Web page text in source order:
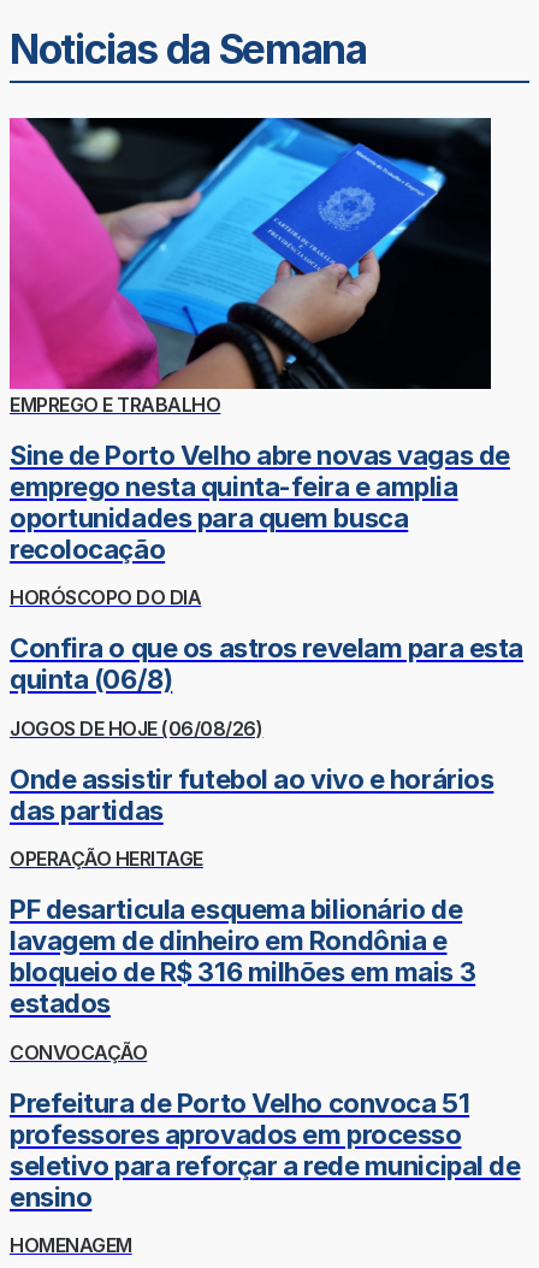
Noticias da Semana
EMPREGO E TRABALHO
Sine de Porto Velho abre novas vagas de
emprego nesta quinta-feira e amplia
oportunidades para quem busca
recolocação
HORÓSCOPO DO DIA
Confira o que os astros revelam para esta
quinta (06/8)
JOGOS DE HOJE (06/08/26)
Onde assistir futebol ao vivo e horários
das partidas
OPERAÇÃO HERITAGE
PF desarticula esquema bilionário de
lavagem de dinheiro em Rondônia e
bloqueio de R$ 316 milhões em mais 3
estados
CONVOCAÇÃO
Prefeitura de Porto Velho convoca 51
professores aprovados em processo
seletivo para reforçar a rede municipal de
ensino
HOMENAGEM